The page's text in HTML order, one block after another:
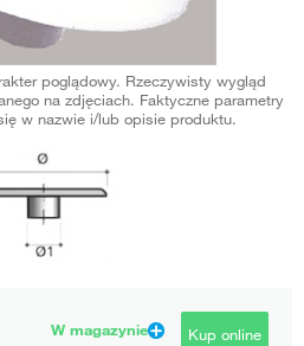
poglądowy. Rzeczywisty wygląd
na zdjęciach. Faktyczne parametry
w nazwie i/lub opisie produktu.
W magazynie
Kup online